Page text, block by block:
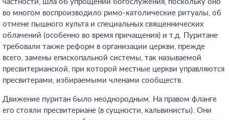
частности, шла об упрощении богослужения, поскольку оно
во многом воспроизводило римо-католические ритуалы, об
отмене пышного культа и специальных священнических
облачений (особенно во время причащения) и т.д. Пуритане
требовали также реформ в организации церкви, прежде
всего, замены епископальной системы, так называемой
пресвитерианской, при которой местные церкви управляются
пресвитерами, избираемыми членами сообществ.
Движение пуритан было неоднородным. На правом фланге
его стояли пресвитериане (в сущности, кальвинисты). Они